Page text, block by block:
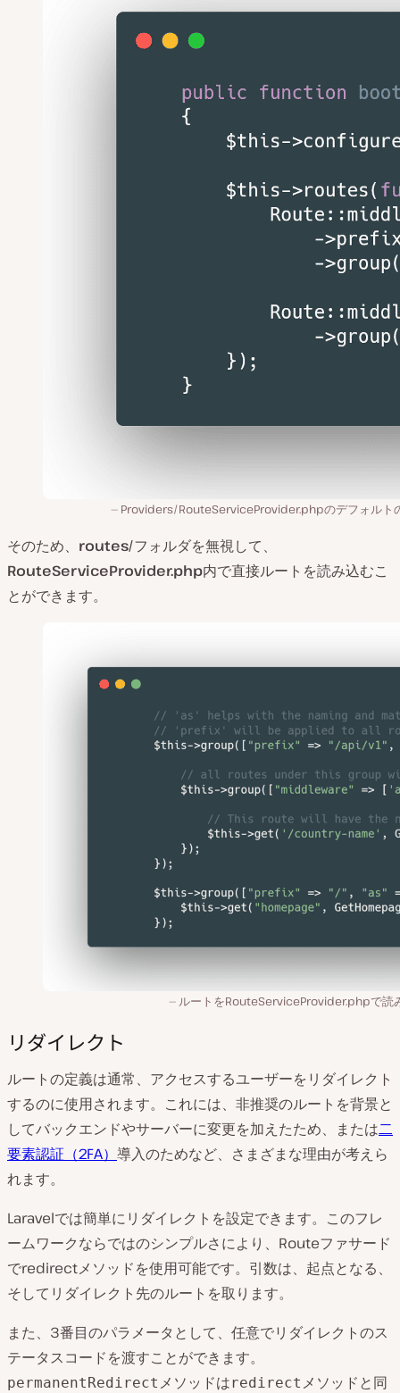
Providers/RouteServiceProvider.phpのデフォルト
そのため、 routes/フォルダを無視して、
RouteServiceProvider.php内で直接ルートを読み込むこ
とができます。
ルートをRouteServiceProvider.phpで読
リダイレクト
ルートの定義は通常、アクセスするユーザーをリダイレクト
するのに使用されます。これには、非推奨のルートを背景と
してバックエンドやサーバーに変更を加えたため、または二
要素認証（2FA） 導入のためなど、さまざまな理由が考えら
れます。
Laravelでは簡単にリダイレクトを設定できます。このフレ
ームワークならではのシンプルさにより、Routeファサード
でredirectメソッドを使用可能です。引数は、起点となる、
そしてリダイレクト先のルートを取ります。
また、3番目のパラメータとして、任意でリダイレクトのス
テータスコードを渡すことができます。
permanentRedirect メソッドはredirect メソッドと同